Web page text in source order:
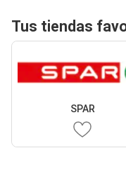
Tus tiendas
SPAR